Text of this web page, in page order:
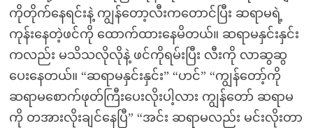
ကိုတိုက်နေရင်းနဲ့ ကျွန်တော့လီးကတောင်ပြီး ဆရာမရဲ့
ကုန်းနေတဲ့ဖင်ကို ထောက်ထားနေမိတယ်။ ဆရာမနှင်းနှင်း
ကလည်း မသိသလိုလိုနဲ့ ဖင်ကိုရမ်းပြီး လီးကို လာဆွဆွ
ပေးနေတယ်။ “‌ဆရာမနှင်းနှင်း” “‌ဟင်” “‌ကျွန်တော့်ကို
ဆရာမစောက်ဖုတ်ကြီးပေးလိုးပါ့လား ကျွန်တော် ဆရာမ
ကို တအားလိုးချင်နေပြီ” “‌အင်း ဆရာမလည်း မင်းလိုးတာ